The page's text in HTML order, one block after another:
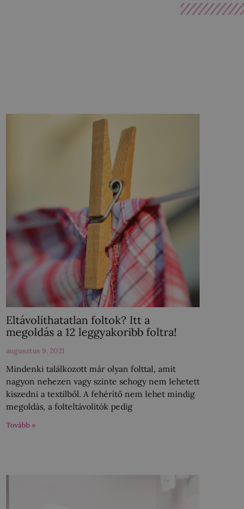
Eltávolíthatatlan foltok? Itt a
megoldás a 12 leggyakoribb foltra!
augusztus 9, 2021
Mindenki találkozott már olyan folttal, amit
nagyon nehezen vagy szinte sehogy nem lehetett
kiszedni a textilből. A fehérítő nem lehet mindig
megoldás, a folteltávolítók pedig
Tovább »